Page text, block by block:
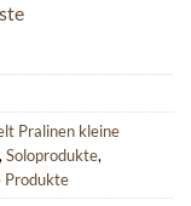
Pralinen kleine
, Soloprodukte,
Produkte